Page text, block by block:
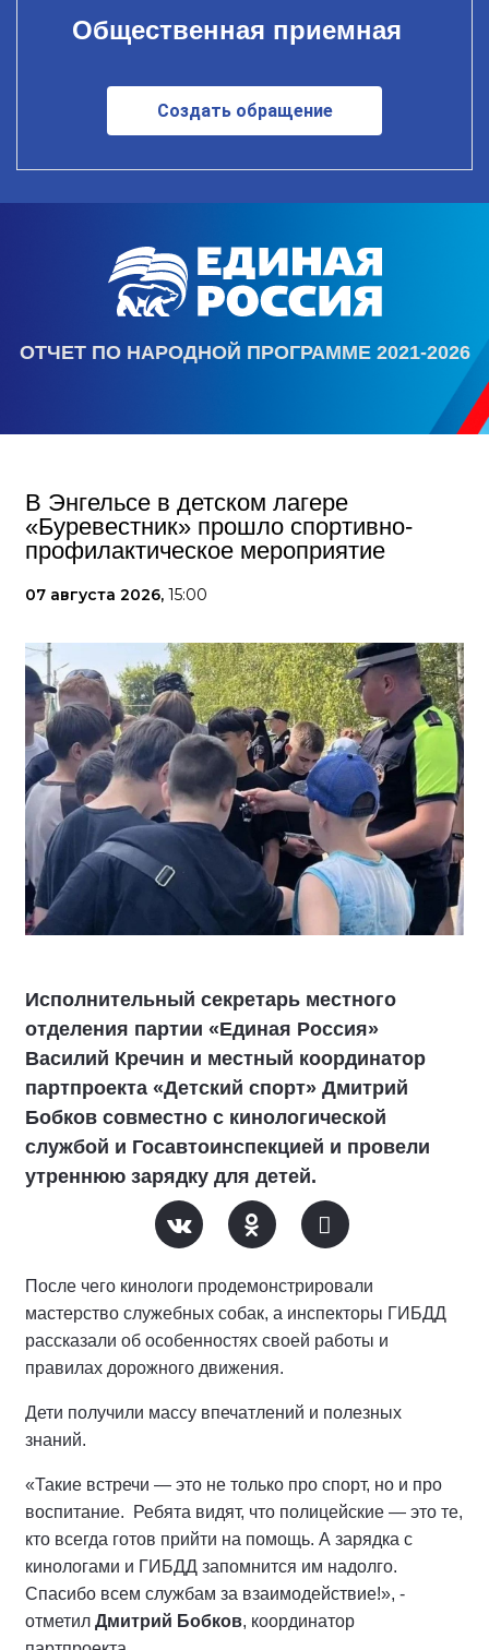
Общественная приемная
Создать обращение
ОТЧЕТ ПО НАРОДНОЙ ПРОГРАММЕ 2021-2026
В Энгельсе в детском лагере
«Буревестник» прошло спортивно-
профилактическое мероприятие
07 августа 2026, 15:00
Исполнительный секретарь местного
отделения партии «Единая Россия»
Василий Кречин и местный координатор
партпроекта «Детский спорт» Дмитрий
Бобков совместно с кинологической
службой и Госавтоинспекцией и провели
утреннюю зарядку для детей.
После чего кинологи продемонстрировали
мастерство служебных собак, а инспекторы ГИБДД
рассказали об особенностях своей работы и
правилах дорожного движения.
Дети получили массу впечатлений и полезных
знаний.
«Такие встречи — это не только про спорт, но и про
воспитание. Ребята видят, что полицейские — это те,
кто всегда готов прийти на помощь. А зарядка с
кинологами и ГИБДД запомнится им надолго.
Спасибо всем службам за взаимодействие!», -
отметил Дмитрий Бобков, координатор